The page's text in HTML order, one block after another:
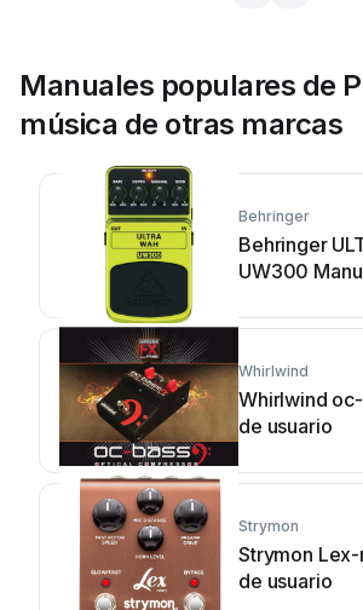
Manuales populares de
música de otras marcas
Behringer
Behringer
UW300
Whirlwind
Whirlwind
de usuario
Strymon
Strymon
de usuario